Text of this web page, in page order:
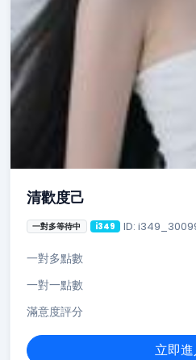
清歡度己
一對多等待中 i349 ID:
一對多點數
一對一點數
滿意度評分
立即